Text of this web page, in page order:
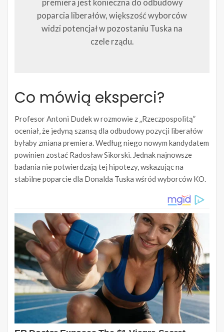
premiera jest konieczna do odbudowy
poparcia liberałów, większość wyborców
widzi potencjał w pozostaniu Tuska na
czele rządu.
Co mówią eksperci?
Profesor Antoni Dudek w rozmowie z „Rzeczpospolitą”
oceniał, że jedyną szansą dla odbudowy pozycji liberałów
byłaby zmiana premiera. Według niego nowym kandydatem
powinien zostać Radosław Sikorski. Jednak najnowsze
badania nie potwierdzają tej hipotezy, wskazując na
stabilne poparcie dla Donalda Tuska wśród wyborców KO.